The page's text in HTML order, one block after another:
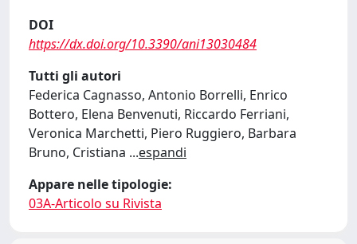
DOI
https://dx.doi.org/10.3390/ani13030484
Tutti gli autori
Federica Cagnasso, Antonio Borrelli, Enrico
Bottero, Elena Benvenuti, Riccardo Ferriani,
Veronica Marchetti, Piero Ruggiero, Barbara
Bruno, Cristiana ...espandi
Appare nelle tipologie:
03A-Articolo su Rivista